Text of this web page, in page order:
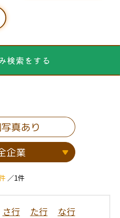
検索をする
真あり
企業
／1件
さ行 た行
な行